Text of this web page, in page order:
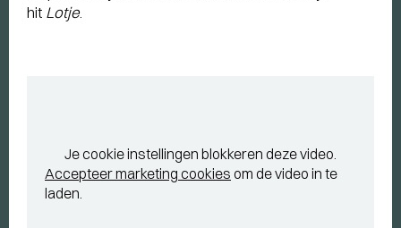
hit Lotje.
Je cookie instellingen blokkeren deze video.
Accepteer marketing cookies om de video in te
laden.